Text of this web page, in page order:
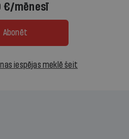
€/mēnesī
Abonēt
iespējas meklē šeit